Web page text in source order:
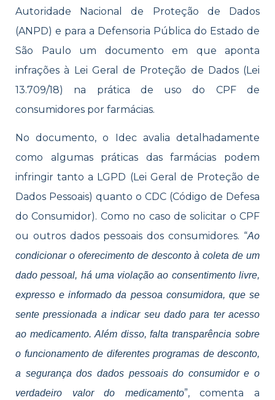
Autoridade Nacional de Proteção de Dados
(ANPD) e para a Defensoria Pública do Estado de
São Paulo um documento em que aponta
infrações à Lei Geral de Proteção de Dados (Lei
13.709/18) na prática de uso do CPF de
consumidores por farmácias.
No documento, o Idec avalia detalhadamente
como algumas práticas das farmácias podem
infringir tanto a LGPD (Lei Geral de Proteção de
Dados Pessoais) quanto o CDC (Código de Defesa
do Consumidor). Como no caso de solicitar o CPF
ou outros dados pessoais dos consumidores. “Ao
condicionar o oferecimento de desconto à coleta de um
dado pessoal, há uma violação ao consentimento livre,
expresso e informado da pessoa consumidora, que se
sente pressionada a indicar seu dado para ter acesso
ao medicamento. Além disso, falta transparência sobre
o funcionamento de diferentes programas de desconto,
a segurança dos dados pessoais do consumidor e o
verdadeiro valor do medicamento”, comenta a